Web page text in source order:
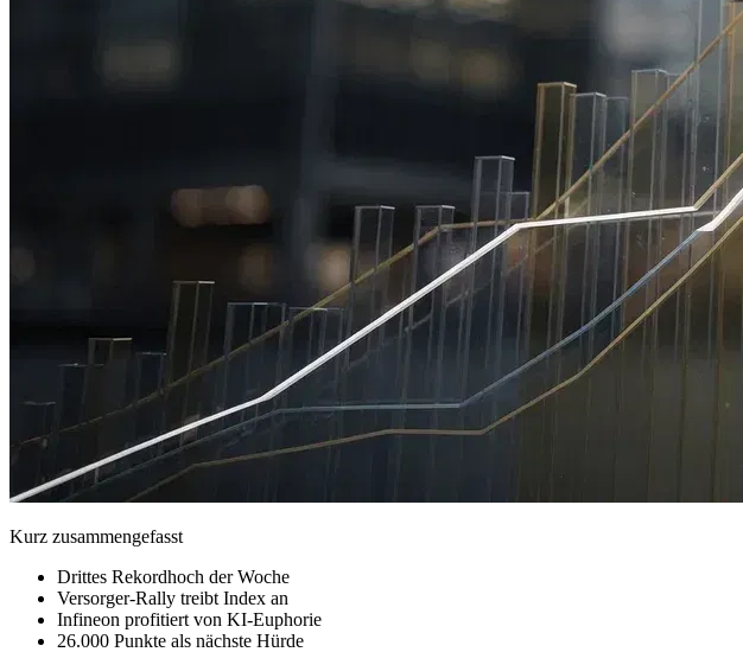
Kurz zusammengefasst
Drittes Rekordhoch der Woche
Versorger-Rally treibt Index an
Infineon profitiert von KI-Euphorie
26.000 Punkte als nächste Hürde